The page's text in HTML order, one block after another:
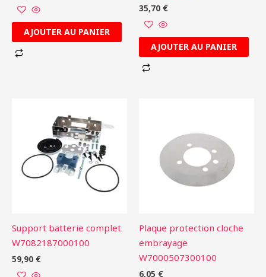
AJOUTER AU PANIER
35,70 €
AJOUTER AU PANIER
Support batterie complet
W7082187000100
59,90 €
Plaque protection cloche
embrayage
W7000507300100
6,05 €